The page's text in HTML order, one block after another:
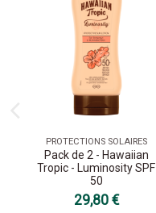
PROTECTIONS SOLAIRES
Pack de 2 - Hawaiian
Tropic - Luminosity SPF
50
29,80 €